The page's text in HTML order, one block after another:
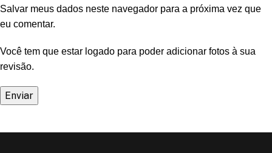
Salvar meus dados neste navegador para a próxima vez que
eu comentar.
Você tem que estar logado para poder adicionar fotos à sua
revisão.